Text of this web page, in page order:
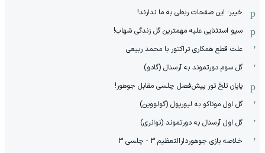
خیبر: این صفحات ربطی به ما ندارند!
سیو استثنایی علیه مهمترین گل زندگی شهاب!
علت قطع همکاری تراکتور با محمد ربیعی
گل سوم دورتموند به آرسنال (گادو)
پایان تلخ تور پیش‌فصل چلسی مقابل جوهور!
گل اول موناکو به لیورپول (گولووین)
گل اول آرسنال به دورتموند (نوانری)
خلاصه بازی جوهوردارالتعظیم 3 - چلسی 3